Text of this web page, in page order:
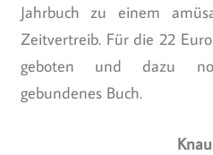
Jahrbuch zu einem
Zeitvertreib. Für die 22
geboten und dazu
gebundenes Buch.